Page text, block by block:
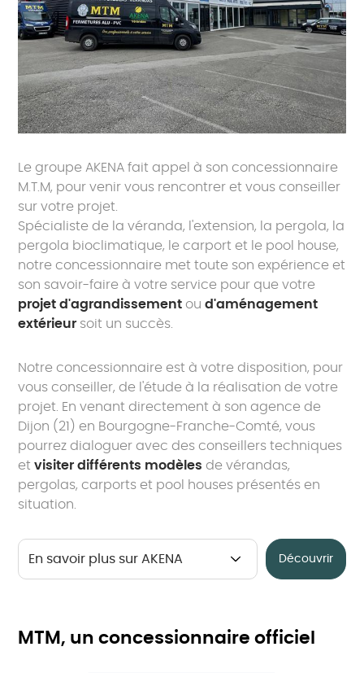
Le groupe AKENA fait appel à son concessionnaire
M.T.M, pour venir vous rencontrer et vous conseiller
sur votre projet.
Spécialiste de la véranda, l'extension, la pergola, la
pergola bioclimatique, le carport et le pool house,
notre concessionnaire met toute son expérience et
son savoir-faire à votre service pour que votre
projet d'agrandissement oud'aménagement
extérieur soit un succès.
Notre concessionnaire est à votre disposition, pour
vous conseiller, de l'étude à la réalisation de votre
projet. En venant directement à son agence de
Dijon (21) en Bourgogne-Franche-Comté, vous
pourrez dialoguer avec des conseillers techniques
etvisiter différents modèles de vérandas,
pergolas, carports et pool houses présentés en
situation.
Découvrir
MTM, un concessionnaire officiel